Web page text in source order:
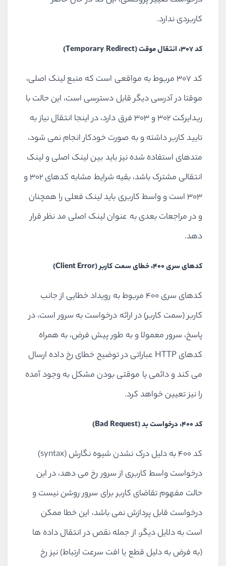
کاربردی ندارد.
کد 307، انتقال موقت (Temporary Redirect)
کد 307 مربوط به مواقعی است که منبع لینک اصلی،
موقتا در آدرسی دیگر قابل دسترسی است، این حالت با
ریدایرکت 302 و 303 فرق دارد، در اینجا انتقال نیاز به
تایید کاربر داشته و به صورت خودکار انجام نمی شود،
متدهای استفاده شده نیز باید بین لینک اصلی و لینک
انتقالی مشترک باشد، بقیه شرایط مشابه کدهای 302 و
303 است و واسط کاربری باید لینک فعلی را همچنان
و در مراجعات بعدی به عنوان لینک اصلی مد نظر قرار
دهد.
کدهای سری 400، خطای سمت کاربر (Client Error)
کدهای سری 400 مربوط به رویداد خطایی از جانب
کاربر (سمت کاربر) در ارائه درخواست به سرور است، در
پاسخ، سرور معمولا و به طور پیش فرض، به همراه
کدهای HTTP عباراتی در توضیح خطای رخ داده ارسال
می کند و دائمی یا موقتی بودن مشکل به وجود آمده
را نیز تعیین خواهد کرد.
کد 400، درخواست بد (Bad Request)
کد 400 به دلیل درک نشدن شیوه نگارش (syntax)
درخواست واسط کاربری از سرور رخ می دهد، در این
حالت مفهوم تقاضای کاربر برای سرور روشن نیست و
درخواست قابل پردازش نمی باشد، این خطا ممکن
است به دلایل دیگر، از جمله نقص در انتقال داده ها
(به فرض به دلیل قطع یا افت سرعت ارتباط) نیز رخ